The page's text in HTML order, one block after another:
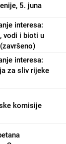
5. juna
interesa:
vodi i bioti u
interesa:
za sliv rijeke
komisije